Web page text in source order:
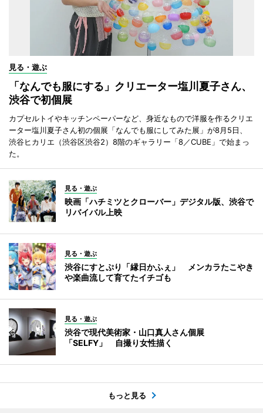
見る・遊ぶ
「なんでも服にする」クリエーター塩川夏子さん、
渋谷で初個展
カプセルトイやキッチンペーパーなど、身近なもので洋服を作るクリエ
ーター塩川夏子さん初の個展「なんでも服にしてみた展」が8月5日、
渋谷ヒカリエ（渋谷区渋谷2）8階のギャラリー「8／CUBE」で始まっ
た。
見る・遊ぶ
映画「ハチミツとクローバー」デジタル版、渋谷で
リバイバル上映
見る・遊ぶ
渋谷にすとぷり「縁日かふぇ」 メンカラたこやき
や楽曲流して育てたイチゴも
見る・遊ぶ
渋谷で現代美術家・山口真人さん個展
「SELFY」 自撮り女性描く
もっと見る